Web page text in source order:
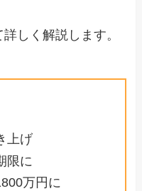
しく解説します。
上げ
限に
万円に